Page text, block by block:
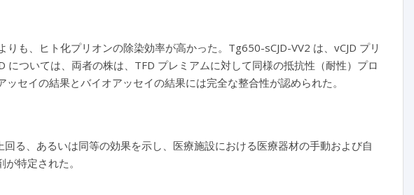
も、ヒト化プリオンの除染効率が高かった。Tg650-sCJD-VV2 は、vCJD プリ
については、両者の株は、TFD プレミアムに対して同様の抵抗性（耐性）プロ
セイの結果とバイオアッセイの結果には完全な整合性が認められた。
る、あるいは同等の効果を示し、医療施設における医療器材の手動および自
特定された。